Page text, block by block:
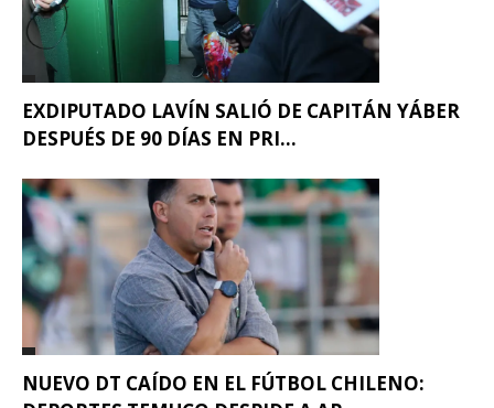
EXDIPUTADO LAVÍN SALIÓ DE CAPITÁN YÁBER
DESPUÉS DE 90 DÍAS EN PRI...
NUEVO DT CAÍDO EN EL FÚTBOL CHILENO: